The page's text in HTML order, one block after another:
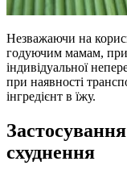
Незважаючи на
годуючим мамам, при
індивідуальної
при наявності
інгредієнт в їжу.
схуднення